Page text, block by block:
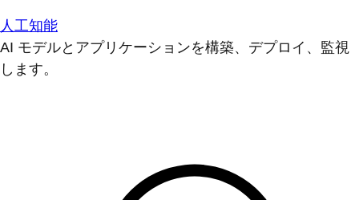
人工知能
AI モデルとアプリケーションを構築、デプロイ、監視
します。